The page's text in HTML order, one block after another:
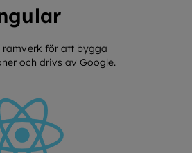
ramverk för att bygga
och drivs av Google.